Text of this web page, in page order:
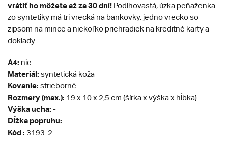
vrátiť ho môžete až za 30 dní! Podlhovastá, úzka peňaženka
zo syntetiky má tri vrecká na bankovky, jedno vrecko so
zipsom na mince a niekoľko priehradiek na kreditné karty a
doklady.
A4: nie
Materiál: syntetická koža
Kovanie: strieborné
Rozmery (max.): 19 x 10 x 2,5 cm (šírka x výška x hĺbka)
Výška ucha: -
Dĺžka popruhu: -
Kód : 3193-2